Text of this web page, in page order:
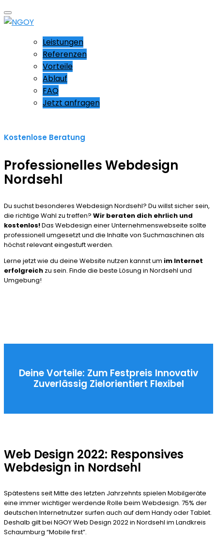
Leistungen
Referenzen
Vorteile
Ablauf
FAQ
Jetzt anfragen
Kostenlose Beratung
Professionelles Webdesign
Nordsehl
Du suchst besonderes Webdesign Nordsehl? Du willst sicher sein,
die richtige Wahl zu treffen? Wir beraten dich ehrlich und
kostenlos!Das Webdesign einer Unternehmenswebseite sollte
professionell umgesetzt und die Inhalte von Suchmaschinen als
höchst relevant eingestuft werden.
Lerne jetzt wie du deine Website nutzen kannst um im Internet
erfolgreich zu sein. Finde die beste Lösung in Nordsehl und
Umgebung!
Deine Vorteile: Zum Festpreis Innovativ
Zuverlässig Zielorientiert Flexibel
Web Design 2022: Responsives
Webdesign in Nordsehl
Spätestens seit Mitte des letzten Jahrzehnts spielen Mobilgeräte
eine immer wichtiger werdende Rolle beim Webdesign. 75% der
deutschen Internetnutzer surfen auch auf dem Handy oder Tablet.
Deshalb gilt bei NGOY Web Design 2022 in Nordsehl im Landkreis
Schaumburg “Mobile first”.